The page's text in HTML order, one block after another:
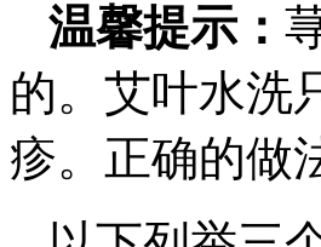
温馨提示：
的。艾叶水洗
疹。正确的做